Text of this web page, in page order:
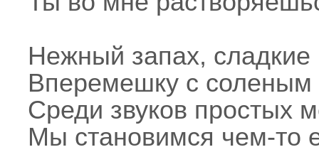
Нежный запах, сладкие
Вперемешку с
Среди звуков простых
Мы становимся чем-